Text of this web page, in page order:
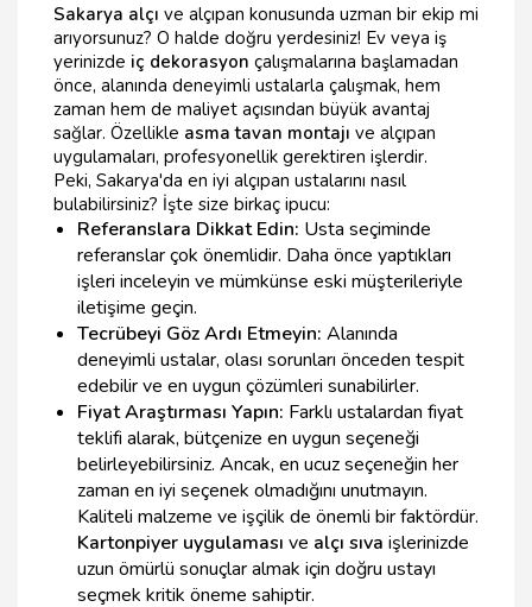
Sakarya alçı ve alçıpan konusunda uzman bir ekip mi
arıyorsunuz? O halde doğru yerdesiniz! Ev veya iş
yerinizde iç dekorasyon çalışmalarına başlamadan
önce, alanında deneyimli ustalarla çalışmak, hem
zaman hem de maliyet açısından büyük avantaj
sağlar. Özellikle asma tavan montajı ve alçıpan
uygulamaları, profesyonellik gerektiren işlerdir.
Peki, Sakarya'da en iyi alçıpan ustalarını nasıl
bulabilirsiniz? İşte size birkaç ipucu:
Referanslara Dikkat Edin: Usta seçiminde
referanslar çok önemlidir. Daha önce yaptıkları
işleri inceleyin ve mümkünse eski müşterileriyle
iletişime geçin.
Tecrübeyi Göz Ardı Etmeyin: Alanında
deneyimli ustalar, olası sorunları önceden tespit
edebilir ve en uygun çözümleri sunabilirler.
Fiyat Araştırması Yapın: Farklı ustalardan fiyat
teklifi alarak, bütçenize en uygun seçeneği
belirleyebilirsiniz. Ancak, en ucuz seçeneğin her
zaman en iyi seçenek olmadığını unutmayın.
Kaliteli malzeme ve işçilik de önemli bir faktördür.
Kartonpiyer uygulaması ve alçı sıva işlerinizde
uzun ömürlü sonuçlar almak için doğru ustayı
seçmek kritik öneme sahiptir.